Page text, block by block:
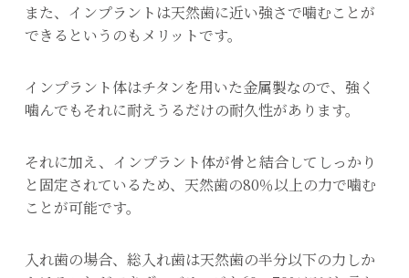
また、インプラントは天然歯に近い強さで噛むことが
できるというのもメリットです。
インプラント体はチタンを用いた金属製なので、強く
噛んでもそれに耐えうるだけの耐久性があります。
それに加え、インプラント体が骨と結合してしっかり
と固定されているため、天然歯の80％以上の力で噛む
ことが可能です。
入れ歯の場合、総入れ歯は天然歯の半分以下の力しか